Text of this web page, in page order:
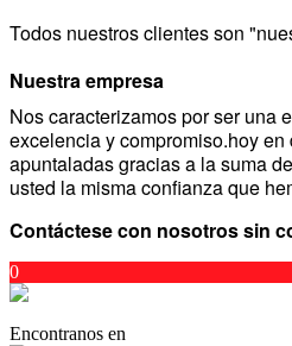
Todos nuestros clientes son
Nuestra empresa
Nos caracterizamos por ser una
excelencia y compromiso.hoy
apuntaladas gracias a la suma
usted la misma confianza que
Contáctese con nosotros sin
0
Encontranos en